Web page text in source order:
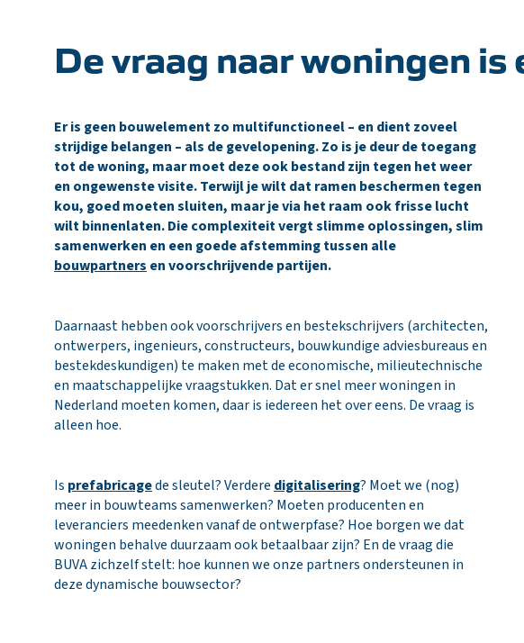
De vraag naar woningen
Er is geen bouwelement zo multifunctioneel – en dient zoveel
strijdige belangen – als de gevelopening. Zo is je deur de toegang
tot de woning, maar moet deze ook bestand zijn tegen het weer
en ongewenste visite. Terwijl je wilt dat ramen beschermen tegen
kou, goed moeten sluiten, maar je via het raam ook frisse lucht
wilt binnenlaten. Die complexiteit vergt slimme oplossingen, slim
samenwerken en een goede afstemming tussen alle
bouwpartners en voorschrijvende partijen.
Daarnaast hebben ook voorschrijvers en bestekschrijvers (architecten,
ontwerpers, ingenieurs, constructeurs, bouwkundige adviesbureaus en
bestekdeskundigen) te maken met de economische, milieutechnische
en maatschappelijke vraagstukken. Dat er snel meer woningen in
Nederland moeten komen, daar is iedereen het over eens. De vraag is
alleen hoe.
Is prefabricagede sleutel? Verdere digitalisering? Moet we (nog)
meer in bouwteams samenwerken? Moeten producenten en
leveranciers meedenken vanaf de ontwerpfase? Hoe borgen we dat
woningen behalve duurzaam ook betaalbaar zijn? En de vraag die
BUVA zichzelf stelt: hoe kunnen we onze partners ondersteunen in
deze dynamische bouwsector?